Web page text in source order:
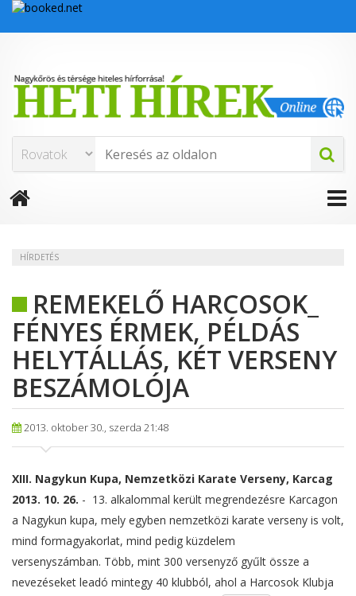
HÍRDETÉS
REMEKELŐ HARCOSOK_
FÉNYES ÉRMEK, PÉLDÁS
HELYTÁLLÁS, KÉT VERSENY
BESZÁMOLÓJA
2013. oktober 30., szerda 21:48
XIII. Nagykun Kupa, Nemzetközi Karate Verseny, Karcag
2013. 10. 26. - 13. alkalommal került megrendezésre Karcagon
a Nagykun kupa, mely egyben nemzetközi karate verseny is volt,
mind formagyakorlat, mind pedig küzdelem
versenyszámban. Több, mint 300 versenyző gyűlt össze a
nevezéseket leadó mintegy 40 klubból, ahol a Harcosok Klubja